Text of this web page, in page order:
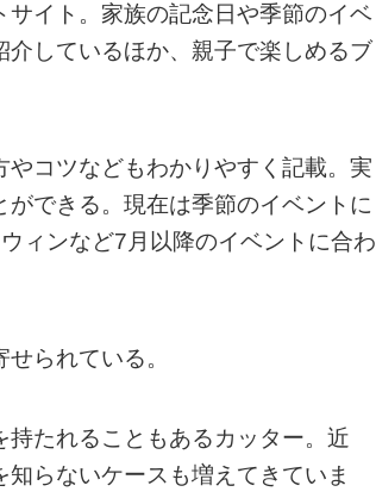
イト。家族の記念日や季節のイベ
しているほか、親子で楽しめるブ
コツなどもわかりやすく記載。実
できる。現在は季節のイベントに
ィンなど7月以降のイベントに合わ
られている。
持たれることもあるカッター。近
らないケースも増えてきていま